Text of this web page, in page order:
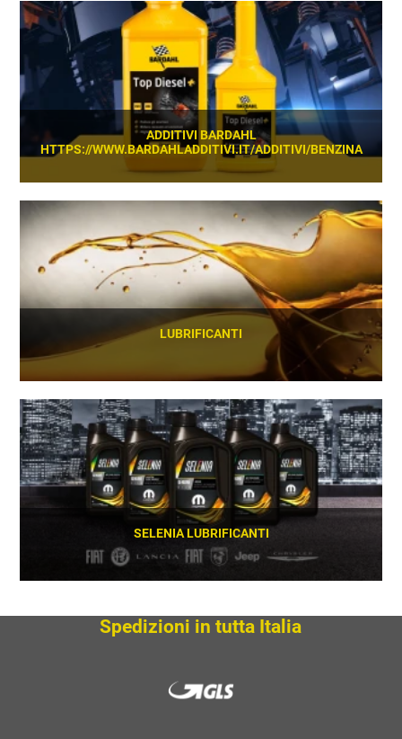
SCOPRI
ADDITIVI BARDAHL
HTTPS://WWW.BARDAHLADDITIVI.IT/ADDITIVI/BENZINA
SCOPRI
LUBRIFICANTI
SCOPRI
SELENIA LUBRIFICANTI
Spedizioni in tutta Italia